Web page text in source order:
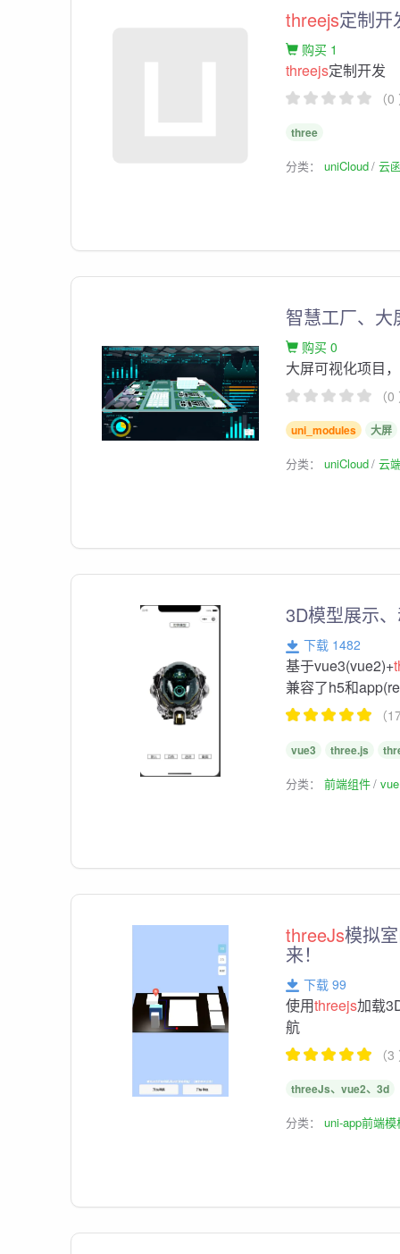
threejs定制开
购买 1
threejs定制开发
（
three
分类：uniCloud 云
智慧工厂、
购买 0
大屏可视化项目
（
uni_modules 大屏
分类：uniCloud 云
3D模型展示
下载 1482
基于vue3(vue2)+
兼容了h5和
（
vue3 three.js
分类：前端组件
threeJs模拟
来！
下载 99
使用threejs加载
航
（
threeJs、vue2、3d
分类：uni-app前端模